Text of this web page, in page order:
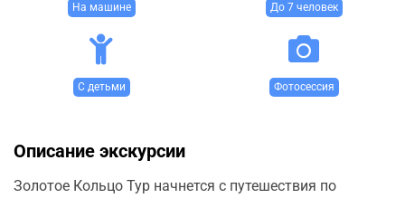
На машине До 7 человек
С детьми Фотосессия
Описание экскурсии
Золотое Кольцо Тур начнется с путешествия по